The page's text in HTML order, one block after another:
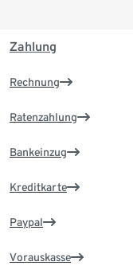
Zahlung
Rechnung
Ratenzahlung
Bankeinzug
Kreditkarte
Paypal
Vorauskasse